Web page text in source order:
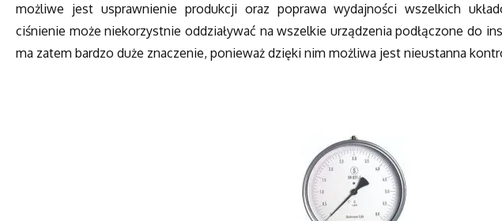
możliwe jest usprawnienie produkcji oraz poprawa wydajności wszelkich
ciśnienie może niekorzystnie oddziaływać na wszelkie urządzenia podłączone do
ma zatem bardzo duże znaczenie, ponieważ dzięki nim możliwa jest nieustanna